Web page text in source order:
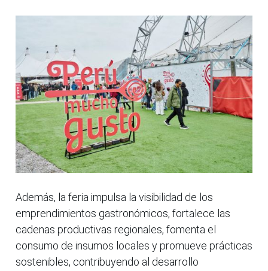
Además, la feria impulsa la visibilidad de los
emprendimientos gastronómicos, fortalece las
cadenas productivas regionales, fomenta el
consumo de insumos locales y promueve prácticas
sostenibles, contribuyendo al desarrollo